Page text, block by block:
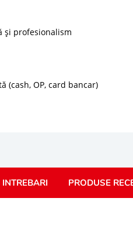
și profesionalism
(cash, OP, card bancar)
INTREBARI PRODUSE